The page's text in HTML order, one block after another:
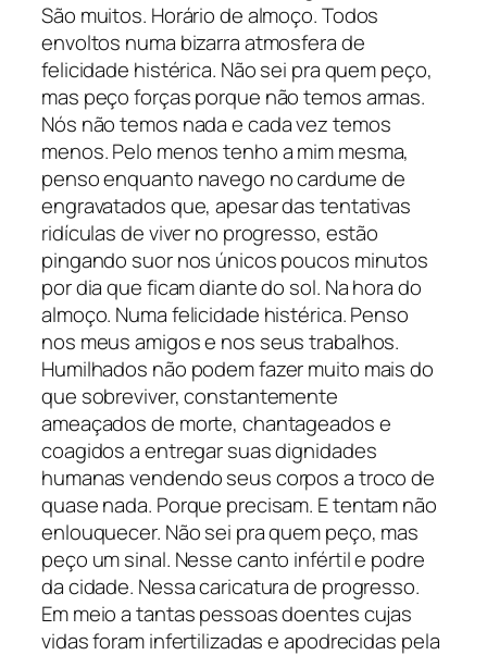
São muitos. Horário de almoço. Todos
envoltos numa bizarra atmosfera de
felicidade histérica. Não sei pra quem peço,
mas peço forças porque não temos armas.
Nós não temos nada e cada vez temos
menos. Pelo menos tenho a mim mesma,
penso enquanto navego no cardume de
engravatados que, apesar das tentativas
ridículas de viver no progresso, estão
pingando suor nos únicos poucos minutos
por dia que ficam diante do sol. Na hora do
almoço. Numa felicidade histérica. Penso
nos meus amigos e nos seus trabalhos.
Humilhados não podem fazer muito mais do
que sobreviver, constantemente
ameaçados de morte, chantageados e
coagidos a entregar suas dignidades
humanas vendendo seus corpos a troco de
quase nada. Porque precisam. E tentam não
enlouquecer. Não sei pra quem peço, mas
peço um sinal. Nesse canto infértil e podre
da cidade. Nessa caricatura de progresso.
Em meio a tantas pessoas doentes cujas
vidas foram infertilizadas e apodrecidas pela